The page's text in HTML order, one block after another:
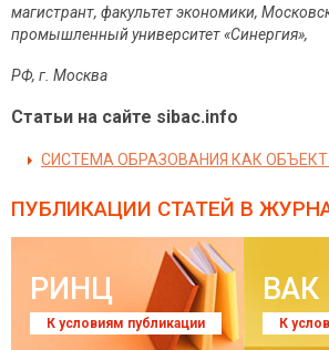
магистрант, факультет экономики,
промышленный университет «Синергия»,
РФ, г. Москва
Статьи на сайте sibac.info
СИСТЕМА ОБРАЗОВАНИЯ КАК
ПУБЛИКАЦИИ СТАТЕЙ В
РИНЦ
К условиям публикации
ВАК
К